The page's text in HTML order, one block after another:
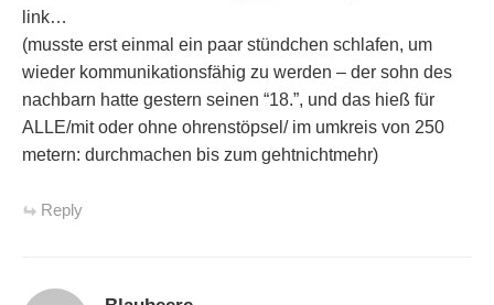
link…
(musste erst einmal ein paar stündchen schlafen, um
wieder kommunikationsfähig zu werden – der sohn des
nachbarn hatte gestern seinen “18.”, und das hieß für
ALLE/mit oder ohne ohrenstöpsel/ im umkreis von 250
metern: durchmachen bis zum gehtnichtmehr)
Reply